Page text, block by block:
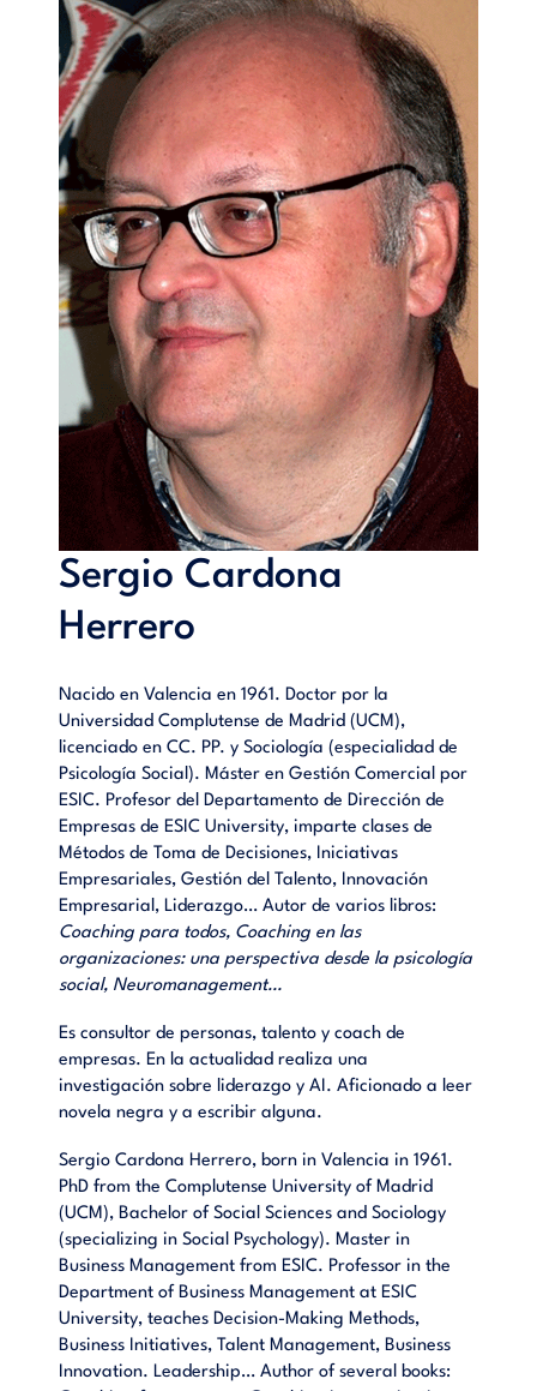
Sergio Cardona
Herrero
Nacido en Valencia en 1961. Doctor por la
Universidad Complutense de Madrid (UCM),
licenciado en CC. PP. y Sociología (especialidad de
Psicología Social). Máster en Gestión Comercial por
ESIC. Profesor del Departamento de Dirección de
Empresas de ESIC University, imparte clases de
Métodos de Toma de Decisiones, Iniciativas
Empresariales, Gestión del Talento, Innovación
Empresarial, Liderazgo… Autor de varios libros:
Coaching para todos, Coaching en las
organizaciones: una perspectiva desde la psicología
social, Neuromanagement…
Es consultor de personas, talento y coach de
empresas. En la actualidad realiza una
investigación sobre liderazgo y AI. Aficionado a leer
novela negra y a escribir alguna.
Sergio Cardona Herrero, born in Valencia in 1961.
PhD from the Complutense University of Madrid
(UCM), Bachelor of Social Sciences and Sociology
(specializing in Social Psychology). Master in
Business Management from ESIC. Professor in the
Department of Business Management at ESIC
University, teaches Decision-Making Methods,
Business Initiatives, Talent Management, Business
Innovation. Leadership… Author of several books: